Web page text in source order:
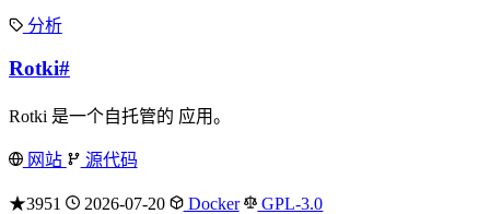
分析
Rotki#
Rotki 是一个自托管的 应用。
网站 源代码
★3951 2026-07-20 Docker GPL-3.0